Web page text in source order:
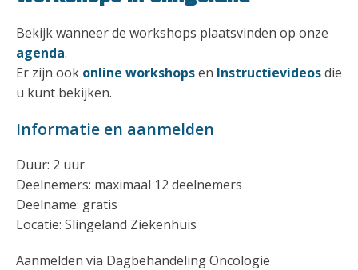
Bekijk wanneer de workshops plaatsvinden op onze
agenda.
Er zijn ook online workshopsen Instructievideosdie
u kunt bekijken.
Informatie en aanmelden
Duur: 2 uur
Deelnemers: maximaal 12 deelnemers
Deelname: gratis
Locatie: Slingeland Ziekenhuis
Aanmelden via Dagbehandeling Oncologie